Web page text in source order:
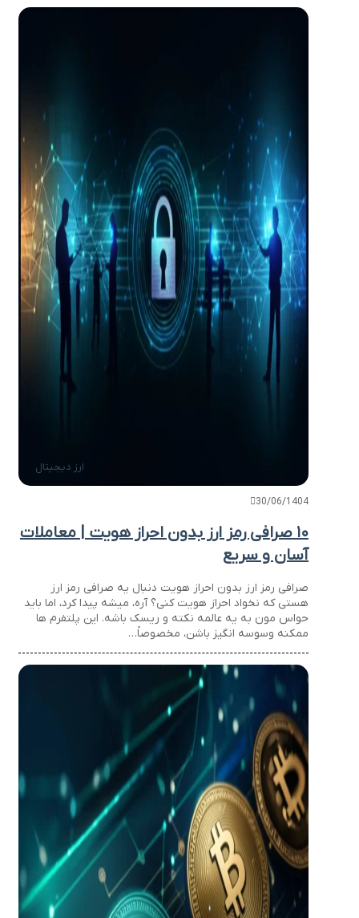
ارز دیجیتال
30/06/1404
۱۰ صرافی رمز ارز بدون احراز هویت | معاملات
آسان و سریع
صرافی رمز ارز بدون احراز هویت دنبال یه صرافی رمز ارز
هستی که نخواد احراز هویت کنی؟ آره، میشه پیدا کرد، اما باید
حواس مون به یه عالمه نکته و ریسک باشه. این پلتفرم ها
ممکنه وسوسه انگیز باشن، مخصوصاً…